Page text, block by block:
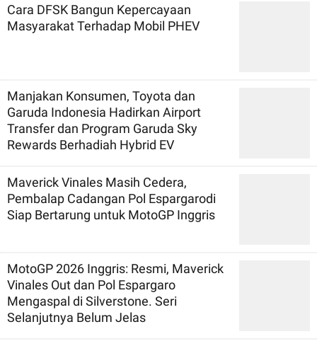
Cara DFSK Bangun Kepercayaan
Masyarakat Terhadap Mobil PHEV
Manjakan Konsumen, Toyota dan
Garuda Indonesia Hadirkan Airport
Transfer dan Program Garuda Sky
Rewards Berhadiah Hybrid EV
Maverick Vinales Masih Cedera,
Pembalap Cadangan Pol Espargarodi
Siap Bertarung untuk MotoGP Inggris
MotoGP 2026 Inggris: Resmi, Maverick
Vinales Out dan Pol Espargaro
Mengaspal di Silverstone. Seri
Selanjutnya Belum Jelas